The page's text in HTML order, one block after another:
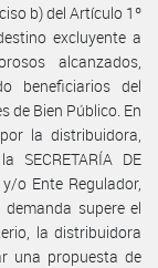
b) del Artículo 1º
excluyente a
alcanzados,
beneficiarios del
de Bien Público. En
la distribuidora,
DE
o Ente Regulador,
supere el
la distribuidora
una propuesta de